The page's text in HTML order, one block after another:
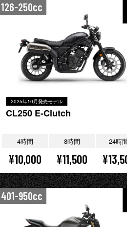
126-250cc
2025年10月発売モデル
CL250 E-Clutch
4時間
¥10,000
8時間
¥11,500
24時
401-950cc